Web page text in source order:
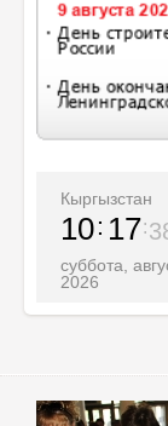
Кыргызстан
10 17
суббота,
2026